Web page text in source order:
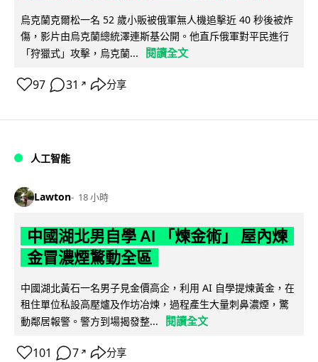
烏克蘭克爾松一名 52 歲小販被俄軍無人機追擊近 40 秒後被炸
傷，影片由烏克蘭總統澤連斯基公開。他直斥俄軍對平民進行
「狩獵式」攻擊，烏克蘭...
閱讀全文
97 31 ↗ 分享
人工智能
Lawton 18 小時
中國湖北男自學 AI 「煉金術」 屋內煉
金冒濃煙驚動全區
中國湖北黃石一名男子見金價高企，利用 AI 自學提煉黃金，在
租住單位私設高壓爐及作坊冶煉，過程產生大量刺鼻濃煙，驚
動鄰居報警。警方到場揭發整...
閱讀全文
101 7 ↗ 分享